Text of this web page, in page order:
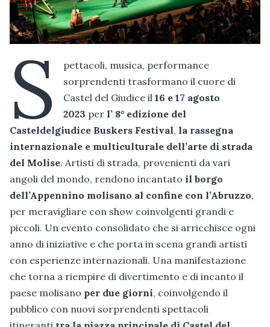
S
pettacoli, musica, performance
sorprendenti trasformano il cuore di
Castel del Giudice il16 e 17 agosto
2023 perl’ 8° edizione del
Casteldelgiudice Buskers Festival, la rassegna
internazionale e multiculturale dell’arte di strada
del Molise. Artisti di strada, provenienti da vari
angoli del mondo, rendono incantato il borgo
dell’Appennino molisano al confine con l’Abruzzo,
per meravigliare con show coinvolgenti grandi e
piccoli. Un evento consolidato che si arricchisce ogni
anno di iniziative e che porta in scena grandi artisti
con esperienze internazionali. Una manifestazione
che torna a riempire di divertimento e di incanto il
paese molisano per due giorni, coinvolgendo il
pubblico con nuovi sorprendenti spettacoli